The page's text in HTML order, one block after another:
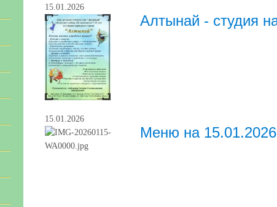
15.01.2026
Алтынай - студия
15.01.2026
Меню на 15.01.2026